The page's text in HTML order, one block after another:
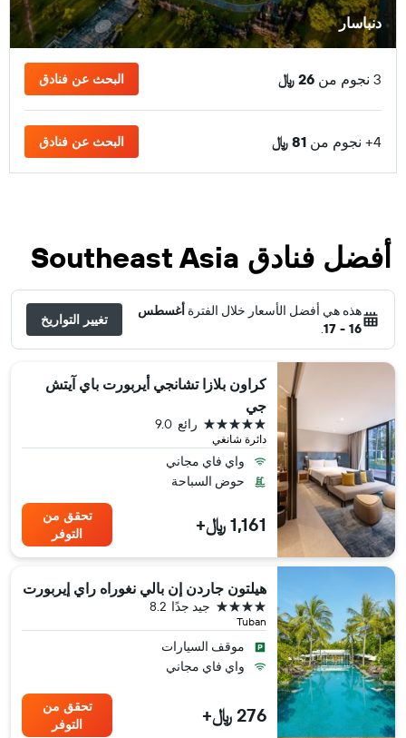
دنباسار
3 نجوم من 26 ﷼ البحث عن فنادق
4+ نجوم من 81 ﷼ البحث عن فنادق
أفضل فنادق Southeast Asia
هذه هي أفضل الأسعار خلال الفترة أغسطس
16 - 17
.
تغيير التواريخ
كراون بلازا تشانجي أيربورت باي آيتش
جي
دائرة شانغي
9.0 رائع 5 نجوم
واي فاي مجاني
حوض السباحة
1,161 ﷼+
تحقق من
التوفر
هيلتون جاردن إن بالي نغوراه راي إيربورت
Tuban
8.2 جيد جدًا 4 نجوم
موقف السيارات
واي فاي مجاني
276 ﷼+
تحقق من
التوفر